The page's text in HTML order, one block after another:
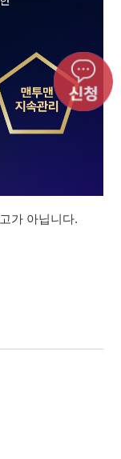
가 아닙니다.